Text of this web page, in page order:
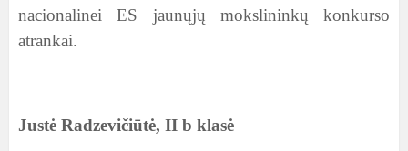
nacionalinei ES jaunųjų mokslininkų konkurso
atrankai.
Justė Radzevičiūtė, II b klasė